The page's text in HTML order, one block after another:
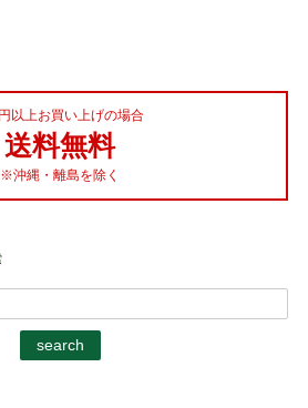
以上お買い上げの場合
送料無料
※沖縄・離島を除く
search